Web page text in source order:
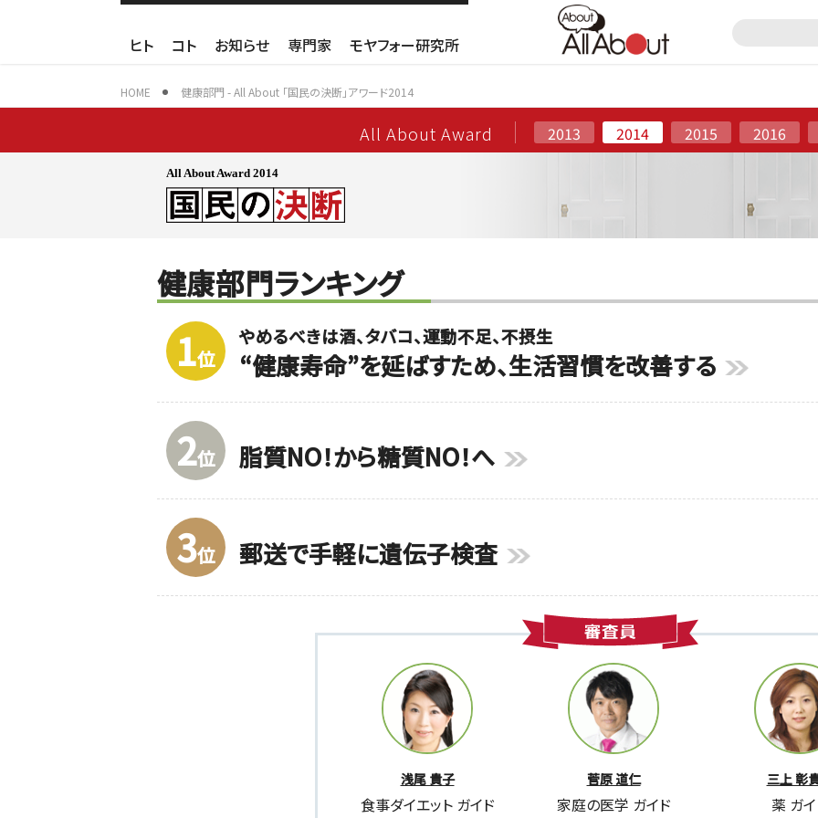
ヒト コト お知らせ 専門家 モヤフォー研究所
HOME 健康部門 - All About 「国民の決断」アワード2014
All About Award 2013 2014 2015 2016
All About Award 2014
健康部門ランキング
1位
やめるべきは酒、タバコ、運動不足、不摂生
“健康寿命”を延ばすため、生活習慣を改善する
2位 脂質NO！から糖質NO！へ
3位 郵送で手軽に遺伝子検査
浅尾 貴子
食事ダイエット ガイド
菅原 道仁
家庭の医学 ガイド
三上 彰
薬 ガ